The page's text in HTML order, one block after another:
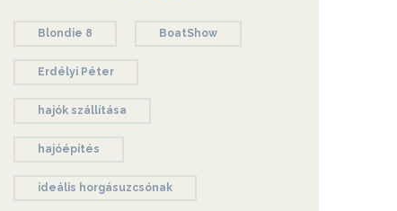
Blondie 8 BoatShow
Erdélyi Péter
hajók szállítása
hajóépítés
ideális horgásuzcsónak